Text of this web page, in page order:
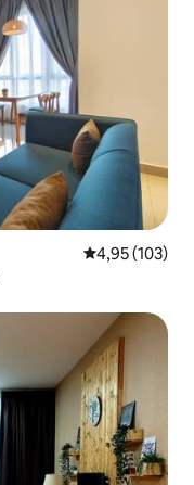
4,95 de uma
4,95 (103)